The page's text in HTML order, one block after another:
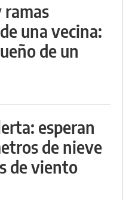
ramas
una vecina:
de un
esperan
de nieve
de viento